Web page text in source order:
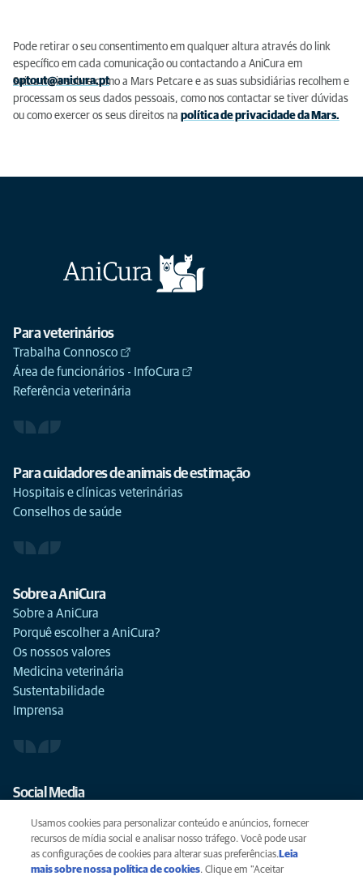
American Staffordshire
Escolher
Pastor Australiano
Terrier australiano
Basset Hound Escolher
Pode retirar o seu consentimento em qualquer altura através do link
específico em cada comunicação ou contactando a AniCura em
optout@anicura.pt
Saiba mais sobre como a Mars Petcare e as suas subsidiárias recolhem e
processam os seus dados pessoais, como nos contactar se tiver dúvidas
ou como exercer os seus direitos na política de privacidade da Mars.
Para veterinários
Trabalha Connosco
Área de funcionários - InfoCura
Referência veterinária
Para cuidadores de animais de estimação
Hospitais e clínicas veterinárias
Conselhos de saúde
Sobre a AniCura
Sobre a AniCura
Porquê escolher a AniCura?
Os nossos valores
Medicina veterinária
Sustentabilidade
Imprensa
Social Media
Usamos cookies para personalizar conteúdo e anúncios, fornecer
recursos de mídia social e analisar nosso tráfego. Você pode usar
as configurações de cookies para alterar suas preferências. Leia
mais sobre nossa política de cookies(opens in a new tab)
. Clique em "Aceitar